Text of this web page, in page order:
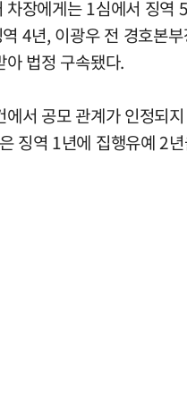
차장에게는 1심에서 징역
4년, 이광우 전 경호본
아 법정 구속됐다.
에서 공모 관계가 인정되
징역 1년에 집행유예 2